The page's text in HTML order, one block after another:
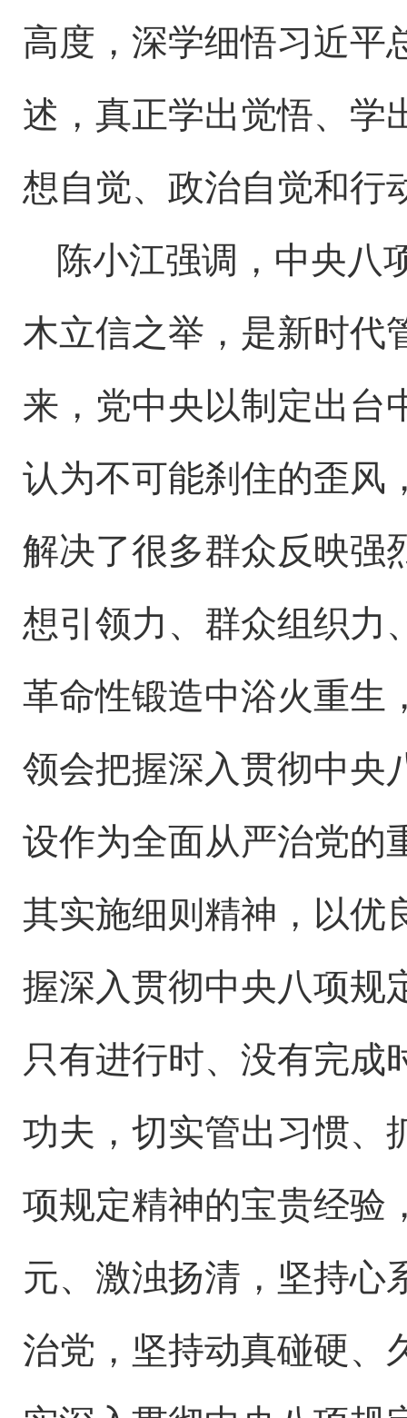
高度，深学细悟习近平
述，真正学出觉悟、学
想自觉、政治自觉和行
陈小江强调，中央八
木立信之举，是新时代
来，党中央以制定出台
认为不可能刹住的歪风
解决了很多群众反映强
想引领力、群众组织力
革命性锻造中浴火重生
领会把握深入贯彻中央
设作为全面从严治党的
其实施细则精神，以优
握深入贯彻中央八项规
只有进行时、没有完成
功夫，切实管出习惯、
项规定精神的宝贵经验
元、激浊扬清，坚持心
治党，坚持动真碰硬、